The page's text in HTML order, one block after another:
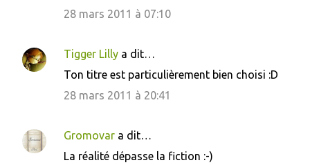
28 mars 2011 à 07:10
Tigger Lilly a dit…
Ton titre est particulièrement bien choisi :D
28 mars 2011 à 20:41
Gromovar a dit…
La réalité dépasse la fiction :-)